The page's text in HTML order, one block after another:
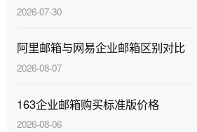
2026-07-30
阿里邮箱与网易企业邮箱区别对比
2026-08-07
163企业邮箱购买标准版价格
2026-08-06